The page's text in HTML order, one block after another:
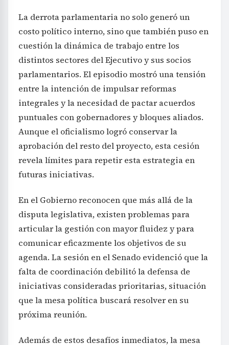
La derrota parlamentaria no solo generó un
costo político interno, sino que también puso en
cuestión la dinámica de trabajo entre los
distintos sectores del Ejecutivo y sus socios
parlamentarios. El episodio mostró una tensión
entre la intención de impulsar reformas
integrales y la necesidad de pactar acuerdos
puntuales con gobernadores y bloques aliados.
Aunque el oficialismo logró conservar la
aprobación del resto del proyecto, esta cesión
revela límites para repetir esta estrategia en
futuras iniciativas.
En el Gobierno reconocen que más allá de la
disputa legislativa, existen problemas para
articular la gestión con mayor fluidez y para
comunicar eficazmente los objetivos de su
agenda. La sesión en el Senado evidenció que la
falta de coordinación debilitó la defensa de
iniciativas consideradas prioritarias, situación
que la mesa política buscará resolver en su
próxima reunión.
Además de estos desafíos inmediatos, la mesa